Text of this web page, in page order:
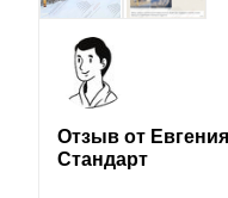
Отзыв от
Стандарт